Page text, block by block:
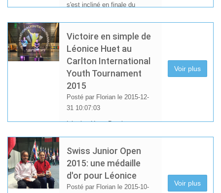
s'est incliné en finale du
Victoire en simple de
Léonice Huet au
Carlton International
Youth Tournament
2015
Posté par Florian le 2015-12-
31 10:07:03
Léonice Huet, Bastien
étaient sélectionnés pour
participer au dernier tournoi
international de l'année 2015,
regroupant les meilleurs
Voir plus
Swiss Junior Open
2015: une médaille
d'or pour Léonice
Posté par Florian le 2015-10-
Voir plus